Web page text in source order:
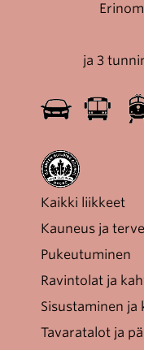
ja 3
Kaikki liikkeet
Kauneus ja
Pukeutuminen
Ravintolat ja
Sisustaminen
Tavaratalot ja